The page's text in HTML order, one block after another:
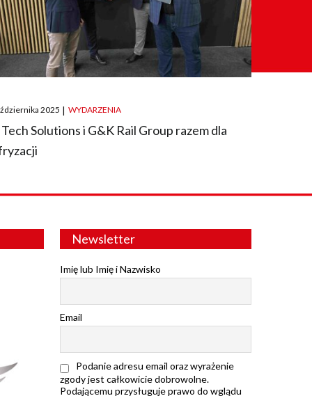
2025 | WYDARZENIA
Tech Solutions i G&K Rail Group razem dla
Newsletter
Imię lub Imię i Nazwisko
Email
Podanie adresu email oraz wyrażenie
zgody jest całkowicie dobrowolne.
Podającemu przysługuje prawo do wglądu